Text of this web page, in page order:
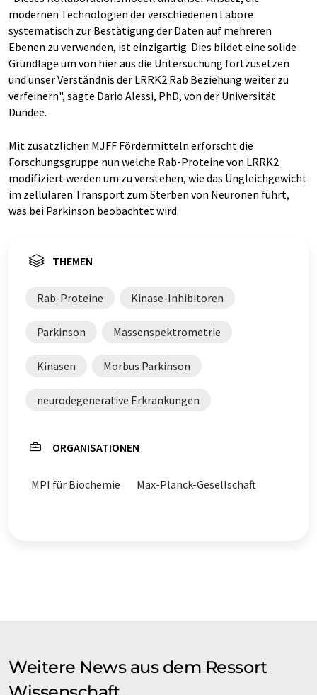
modernen Technologien der verschiedenen Labore
systematisch zur Bestätigung der Daten auf mehreren
Ebenen zu verwenden, ist einzigartig. Dies bildet eine solide
Grundlage um von hier aus die Untersuchung fortzusetzen
und unser Verständnis der LRRK2 Rab Beziehung weiter zu
verfeinern", sagte Dario Alessi, PhD, von der Universität
Dundee.
Mit zusätzlichen MJFF Fördermitteln erforscht die
Forschungsgruppe nun welche Rab-Proteine von LRRK2
modifiziert werden um zu verstehen, wie das Ungleichgewicht
im zellulären Transport zum Sterben von Neuronen führt,
was bei Parkinson beobachtet wird.
THEMEN
Rab-Proteine Kinase-Inhibitoren
Parkinson Massenspektrometrie
Kinasen Morbus Parkinson
neurodegenerative Erkrankungen
ORGANISATIONEN
MPI für Biochemie Max-Planck-Gesellschaft
Weitere News aus dem Ressort